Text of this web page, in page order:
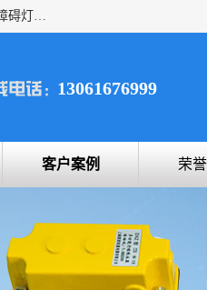
上海宇叶电子科技有限公司是吊钩视频监控、升降机监控、卸料平台监控、塔吊防碰撞、黑匣子防碰撞、风速仪，太阳能障碍灯安全提示灯等一系列升降机的常用配件产品专业研发生产加工的公司，拥有完整、科学的质量管理体系。
13061676999
客户案例 荣